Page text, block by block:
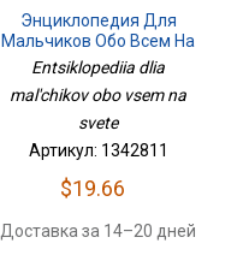
Энциклопедия Для
Мальчиков Обо Всем На
Свете
Entsiklopediia dlia
mal'chikov obo vsem na
svete
Артикул: 1342811
$19.66
Доставка за 14–20 дней